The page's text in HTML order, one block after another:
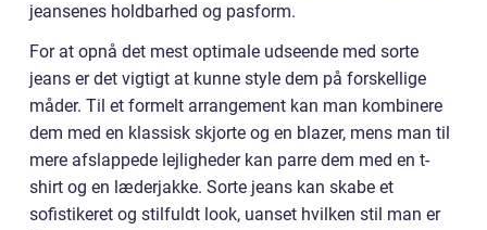
jeansenes holdbarhed og pasform.
For at opnå det mest optimale udseende med sorte
jeans er det vigtigt at kunne style dem på forskellige
måder. Til et formelt arrangement kan man kombinere
dem med en klassisk skjorte og en blazer, mens man til
mere afslappede lejligheder kan parre dem med en t-
shirt og en læderjakke. Sorte jeans kan skabe et
sofistikeret og stilfuldt look, uanset hvilken stil man er